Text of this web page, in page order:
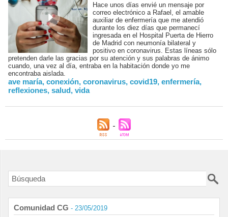
Hace unos días envié un mensaje por
correo electrónico a Rafael, el amable
auxiliar de enfermería que me atendió
durante los diez días que permanecí
ingresada en el Hospital Puerta de Hierro
de Madrid con neumonía bilateral y
positivo en coronavirus. Estas líneas sólo
pretenden darle las gracias por su atención y sus palabras de ánimo
cuando, una vez al día, entraba en la habitación donde yo me
encontraba aislada.
ave maría, conexión, coronavirus, covid19, enfermería,
reflexiones, salud, vida
Comunidad CG - 23/05/2019